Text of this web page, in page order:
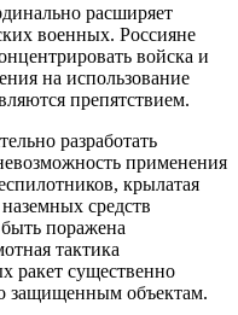
расширяет
военных. Россияне
войска и
на использование
препятствием.
разработать
применения
крылатая
средств
поражена
тактика
ракет существенно
защищенным объектам.